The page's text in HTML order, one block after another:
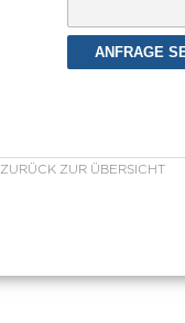
ZURÜCK ZUR ÜBERSICHT